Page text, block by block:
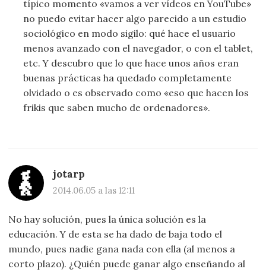
típico momento «vamos a ver vídeos en YouTube»
no puedo evitar hacer algo parecido a un estudio
sociológico en modo sigilo: qué hace el usuario
menos avanzado con el navegador, o con el tablet,
etc. Y descubro que lo que hace unos años eran
buenas prácticas ha quedado completamente
olvidado o es observado como «eso que hacen los
frikis que saben mucho de ordenadores».
jotarp
2014.06.05 a las 12:11
No hay solución, pues la única solución es la
educación. Y de esta se ha dado de baja todo el
mundo, pues nadie gana nada con ella (al menos a
corto plazo). ¿Quién puede ganar algo enseñando al